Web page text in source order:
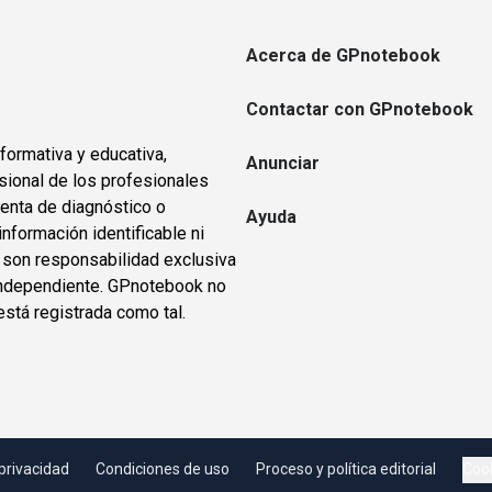
y educativa,
de los profesionales
de diagnóstico o
identificable ni
responsabilidad exclusiva
GPnotebook no
registrada como tal.
Acerca de GPnotebook
Contactar con GPnotebook
Anunciar
Ayuda
Condiciones de uso Proceso y política editorial